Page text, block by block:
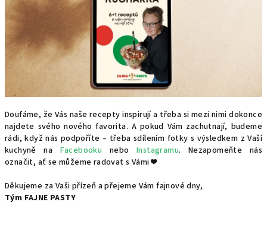
Doufáme, že Vás naše recepty inspirují a třeba si mezi nimi dokonce
najdete svého nového favorita. A pokud Vám zachutnají, budeme
rádi, když nás podpoříte – třeba sdílením fotky s výsledkem z Vaší
kuchyně na Facebooku nebo Instagramu. Nezapomeňte nás
označit, ať se můžeme radovat s Vámi ❤️
Děkujeme za Vaši přízeň a přejeme Vám fajnové dny,
Tým FAJNE PASTY